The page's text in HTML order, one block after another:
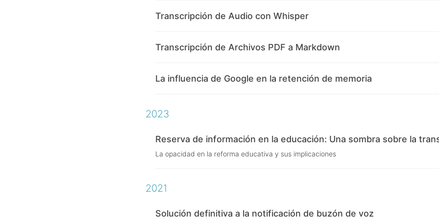
Transcripción de Audio con Whisper
Transcripción de Archivos PDF a Markdown
La influencia de Google en la retención de memoria
2023
Reserva de información en la educación: Una sombra sobre la
La opacidad en la reforma educativa y sus implicaciones
2021
Solución definitiva a la notificación de buzón de voz